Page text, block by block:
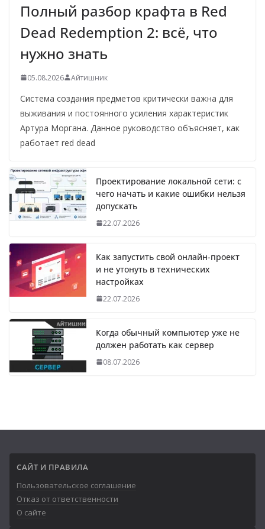
Полный разбор крафта в Red
Dead Redemption 2: всё, что
нужно знать
05.08.2026 Айтишник
Система создания предметов критически важна для
выживания и постоянного усиления характеристик
Артура Моргана. Данное руководство объясняет, как
работает red dead
Проектирование локальной сети: с
чего начать и какие ошибки нельзя
допускать
22.07.2026
Как запустить свой онлайн-проект
и не утонуть в технических
настройках
22.07.2026
Когда обычный компьютер уже не
должен работать как сервер
08.07.2026
САЙТ И ПРАВИЛА
Пользовательское соглашение
Отказ от ответственности
О сайте